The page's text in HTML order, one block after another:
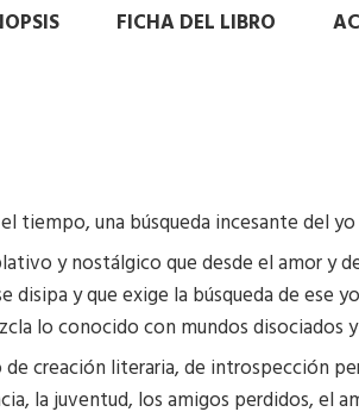
FICHA DEL LIBRO
tiempo, una búsqueda incesante del
y nostálgico que desde el amor y
disipa y que exige la búsqueda de
lo conocido con mundos disociados
de creación literaria, de introspección
la juventud, los amigos perdidos, el